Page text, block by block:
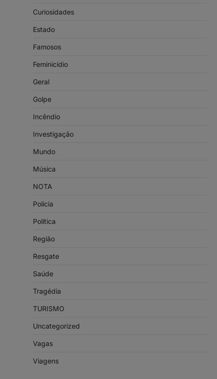
Curiosidades
Estado
Famosos
Feminicídio
Geral
Golpe
Incêndio
Investigação
Mundo
Música
NOTA
Polícia
Política
Região
Resgate
Saúde
Tragédia
TURISMO
Uncategorized
Vagas
Viagens